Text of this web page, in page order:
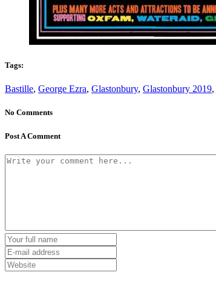
Tags:
Bastille, George Ezra, Glastonbury, Glastonbury 2019,
No Comments
Post A Comment